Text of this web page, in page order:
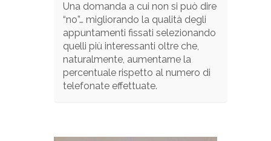
Una domanda a cui non si può dire
“no”… migliorando la qualità degli
appuntamenti fissati selezionando
quelli più interessanti oltre che,
naturalmente, aumentarne la
percentuale rispetto al numero di
telefonate effettuate.